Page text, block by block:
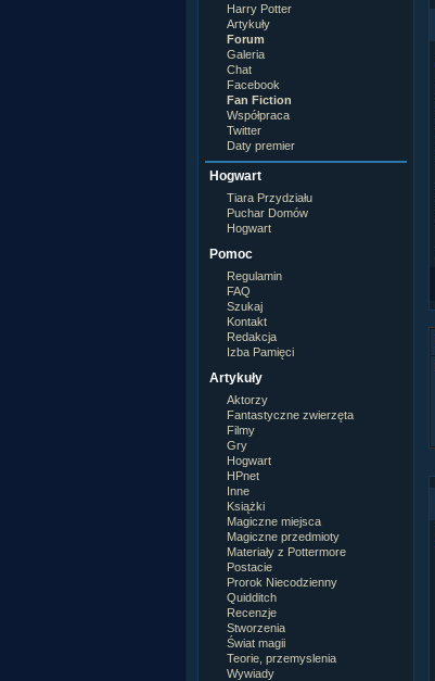
Harry Potter
Artykuły
Forum
Galeria
Chat
Facebook
Fan Fiction
Współpraca
Twitter
Daty premier
Hogwart
Tiara Przydziału
Puchar Domów
Hogwart
Pomoc
Regulamin
FAQ
Szukaj
Kontakt
Redakcja
Izba Pamięci
Artykuły
Aktorzy
Fantastyczne zwierzęta
Filmy
Gry
Hogwart
HPnet
Inne
Książki
Magiczne miejsca
Magiczne przedmioty
Materiały z Pottermore
Postacie
Prorok Niecodzienny
Quidditch
Recenzje
Stworzenia
Świat magii
Teorie, przemyslenia
Wywiady